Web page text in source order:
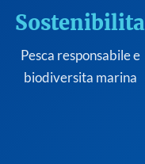
Sostenibilita
Pesca responsabile e
biodiversita marina